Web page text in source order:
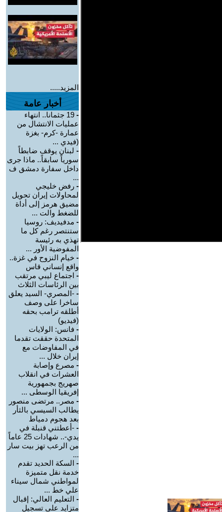
المزيد.....
أخبار عامة
-
19 جثمانا.. انتهاء
عمليات الانتشال من
عمارة -كرم- بغزة
(فيدي ...
- لبنان يوقف ضابطاً
سورياً سابقاً.. ماذا جرى
داخل سفارة دمشق ف
...
- رفض خليجي
لمحاولات إيران تحويل
مضيق هرمز إلى أداة
للضغط والت ...
- مدفيديف: روسيا
ستنتصر رغم كل ما
تهذي به رئيسة
المفوضية الأور ...
- خيام النزوح في غزة..
واقع إنساني قاس
- اجتماع ليبي مرتقب
بين الرئاسات الثلاث
- -المصري- السيد يعلق
ساخرا على وصف
أطلقه ترامب بحقه
(فيديو)
- فانس: الولايات
المتحدة حققت تقدما
في المفاوضات مع
إيران خلال ...
- مصرع وإصابة
العشرات في انقلاب
صهريج بجمهورية
إفريقيا الوسطى ...
- مصر.. مرتضى منصور
يطالب السيسي بالثأر
بعد هجوم دمياط
- -أعطتني قنبلة في
يدي-.. شهادات 25 عاماً
من الرعب تهز بيت سار
...
- السكة الحديد تقدم
خدمة نقل متميزة
لمواطني شمال سيناء
علي خط ...
- التعليم العالي: إقبال
متزايد على تسجيل